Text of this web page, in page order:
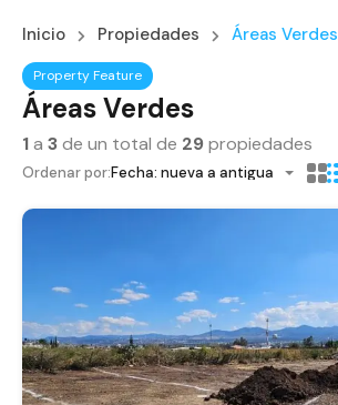
Inicio Propiedades Áreas Verdes
Property Feature
Áreas Verdes
1a 3de un total de 29propiedades
Ordenar por:Fecha: nueva a antigua